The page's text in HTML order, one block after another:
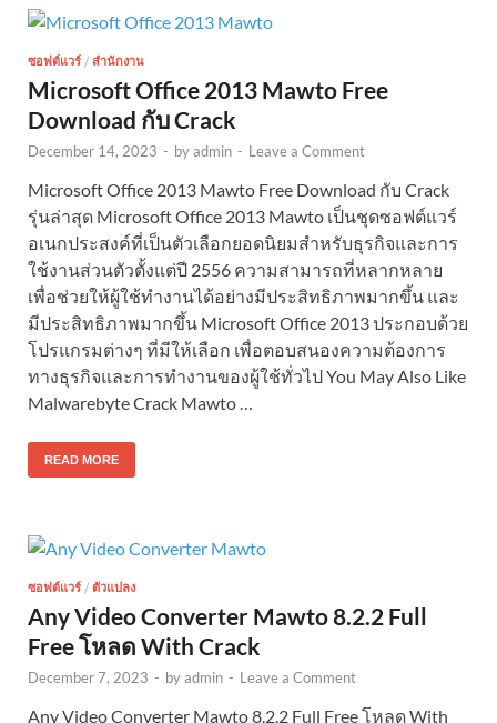
ซอฟต์แวร์ / สำนักงาน
Microsoft Office 2013 Mawto Free
Download กับ Crack
December 14, 2023 - byadmin - Leave a Comment
Microsoft Office 2013 Mawto Free Download กับ Crack
รุ่นล่าสุด Microsoft Office 2013 Mawto เป็นชุดซอฟต์แวร์
อเนกประสงค์ที่เป็นตัวเลือกยอดนิยมสำหรับธุรกิจและการ
ใช้งานส่วนตัวตั้งแต่ปี 2556 ความสามารถที่หลากหลาย
เพื่อช่วยให้ผู้ใช้ทำงานได้อย่างมีประสิทธิภาพมากขึ้น และ
มีประสิทธิภาพมากขึ้น Microsoft Office 2013 ประกอบด้วย
โปรแกรมต่างๆ ที่มีให้เลือก เพื่อตอบสนองความต้องการ
ทางธุรกิจและการทำงานของผู้ใช้ทั่วไป You May Also Like
Malwarebyte Crack Mawto …
READ MORE
ซอฟต์แวร์ / ตัวแปลง
Any Video Converter Mawto 8.2.2 Full
Free โหลด With Crack
December 7, 2023 - byadmin - Leave a Comment
Any Video Converter Mawto 8.2.2 Full Free โหลด With